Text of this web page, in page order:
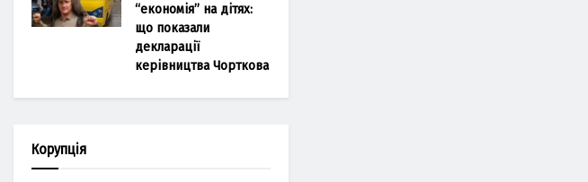
“економія” на дітях:
що показали
декларації
керівництва Чорткова
Корупція